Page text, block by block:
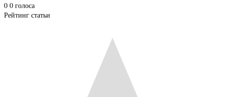
0 0 голоса
Рейтинг статьи